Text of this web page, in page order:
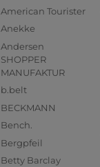
American Tourister
Anekke
Andersen
SHOPPER
MANUFAKTUR
b.belt
BECKMANN
Bench.
Bergpfeil
Betty Barclay